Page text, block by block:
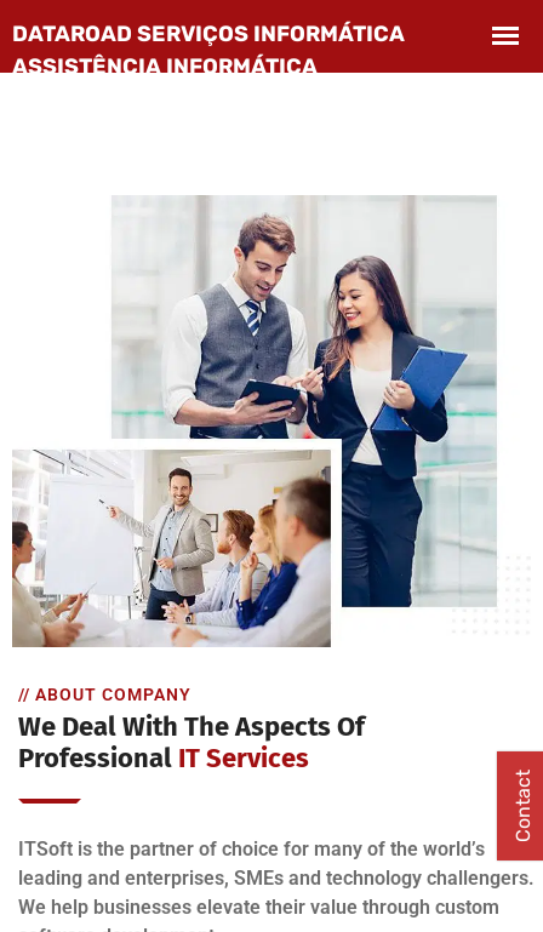
// ABOUT COMPANY
We Deal With The Aspects Of
Professional IT Services
ITSoft is the partner of choice for many of the world’s
leading and enterprises, SMEs and technology challengers.
We help businesses elevate their value through custom
Contact